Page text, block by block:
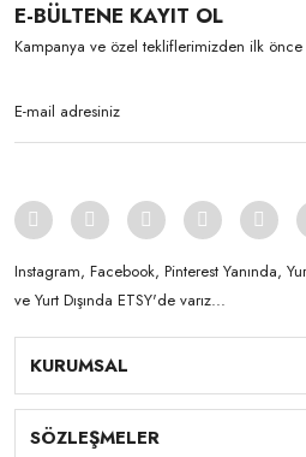
E-BÜLTENE KAYIT OL
Kampanya ve özel tekliflerimizden ilk önce
Instagram, Facebook, Pinterest Yanında,
ve Yurt Dışında ETSY'de varız...
KURUMSAL
SÖZLEŞMELER